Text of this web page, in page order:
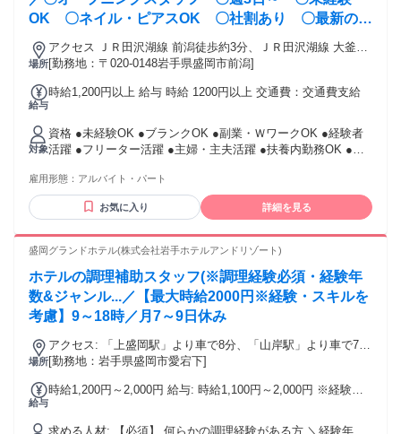
OK 〇ネイル・ピアスOK 〇社割あり 〇最新の商
品を着用して勤務可能
場所
アクセス ＪＲ田沢湖線 前潟徒歩約3分、ＪＲ田沢湖線 大釜徒
歩約33分、ＩＧＲいわて銀河鉄道線 青山（岩手県）青山南口
[勤務地：〒020-0148岩手県盛岡市前潟]
給与
時給1,200円以上 給与 時給 1200円以上 交通費：交通費支給
対象
資格 ●未経験OK ●ブランクOK ●副業・ＷワークOK ●経験者
活躍 ●フリーター活躍 ●主婦・主夫活躍 ●扶養内勤務OK ●学
歓迎 【こんな方にオススメ！】 ●お洋服が好きな方 ●cocaが
好きな方 ●将来店長やバイヤーになりたい方 ●最新トレンドや
流行のファッションに興味のある方 ●おしゃれな洋服・自分
フリーターさん ●家庭や学業・プライベートと両立しながら
雇用形態： アルバイト・パート
お気に入り 詳細を見る
盛岡グランドホテル(株式会社岩手ホテルアンドリゾート)
ホテルの調理補助スタッフ(※調理経験必須・経験年
数&ジャンル...／【最大時給2000円※経験・スキルを
考慮】9～18時／月7～9日休み
場所
アクセス: 「上盛岡駅」より車で8分、「山岸駅」より車で7分
◎車通勤OK（駐車場完備）※規定あり
[勤務地：岩手県盛岡市愛宕下]
給与
時給1,200円～2,000円 給与: 時給1,100円～2,000円 ※経験・
求める人材: 【必須】 何らかの調理経験がある方 ＼経験年